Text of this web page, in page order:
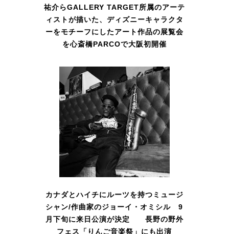
祐介らGALLERY TARGET所属のアーテ
ィストが描いた、ディズニーキャラクタ
ーをモチーフにしたアート作品の展覧会
を心斎橋PARCOで大阪初開催
カナダとハイチにルーツを持つミュージ
シャン/作曲家のジョーイ・オミシル 9
月下旬に来日公演が決定 長野の野外
フェス「りんご音楽祭」にも出演